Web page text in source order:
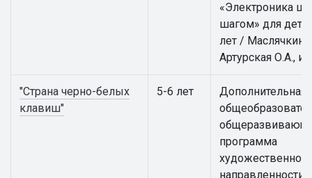
«Электроника
шагом» для
лет / Маслячкина
Артурская О.А., и
"Страна черно-белых
клавиш"
5-6 лет
Дополнительная
программа
художественной
направленности